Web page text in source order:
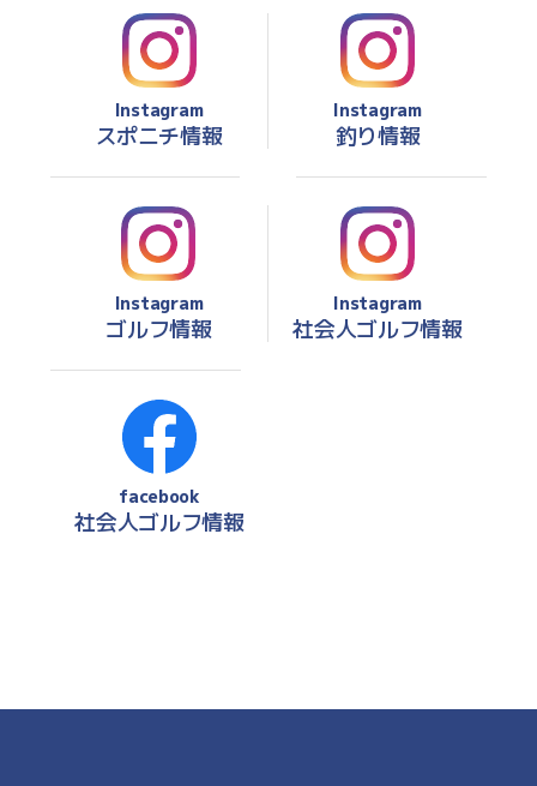
Instagram
スポニチ情報
Instagram
釣り情報
Instagram
ゴルフ情報
Instagram
社会人ゴルフ情報
facebook
社会人ゴルフ情報